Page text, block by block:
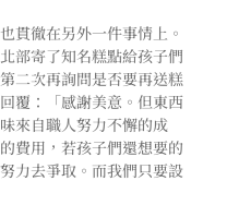
貫徹在另外一件事情上。
部寄了知名糕點給孩子們
二次再詢問是否要再送糕
覆：「感謝美意。但東西
來自職人努力不懈的成
費用，若孩子們還想要的
力去爭取。而我們只要設